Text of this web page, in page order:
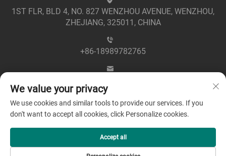
1ST FLR, BLD 4, NO. 827 WENZHOU AVENUE, WENZHOU,
ZHEJIANG, 325011, CHINA
+86-18989782765
© 2025 Zhejiang Greenpower Electric Co., Ltd -Політика
We value your privacy
We use cookies and similar tools to provide our services. If you
don't want to accept all cookies, click Personalize cookies.
Accept all